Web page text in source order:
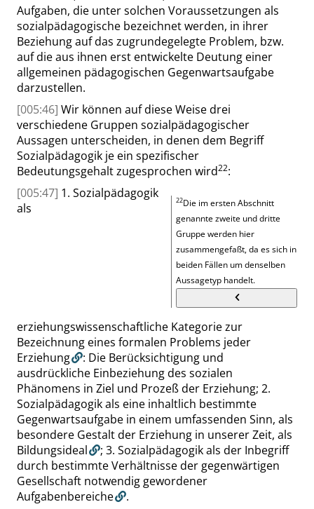
Aufgaben, die unter solchen Voraussetzungen als
sozialpädagogische bezeichnet werden, in ihrer
Beziehung auf das zugrundegelegte Problem, bzw.
auf die aus ihnen erst entwickelte Deutung einer
allgemeinen pädagogischen Gegenwartsaufgabe
darzustellen.
[005:46] Wir können auf diese Weise drei
verschiedene Gruppen sozialpädagogischer
Aussagen unterscheiden, in denen dem Begriff
Sozialpädagogik je ein spezifischer
Bedeutungsgehalt zugesprochen wird22
22Die im ersten Abschnitt
genannte zweite und dritte
Gruppe werden hier
zusammengefaßt, da es sich in
beiden Fällen um denselben
Aussagetyp handelt.
:
[005:47] 1. Sozialpädagogik
als
erziehungswissenschaftliche Kategorie zur
Bezeichnung eines formalen Problems jeder
Erziehung
: Die Berücksichtigung und
ausdrückliche Einbeziehung des sozialen
Phänomens in Ziel und Prozeß der Erziehung; 2.
Sozialpädagogik als eine inhaltlich bestimmte
Gegenwartsaufgabe in einem umfassenden Sinn, als
besondere Gestalt der Erziehung in unserer Zeit, als
Bildungsideal
; 3. Sozialpädagogik als der Inbegriff
durch bestimmte Verhältnisse der gegenwärtigen
Gesellschaft notwendig gewordener
Aufgabenbereiche
.